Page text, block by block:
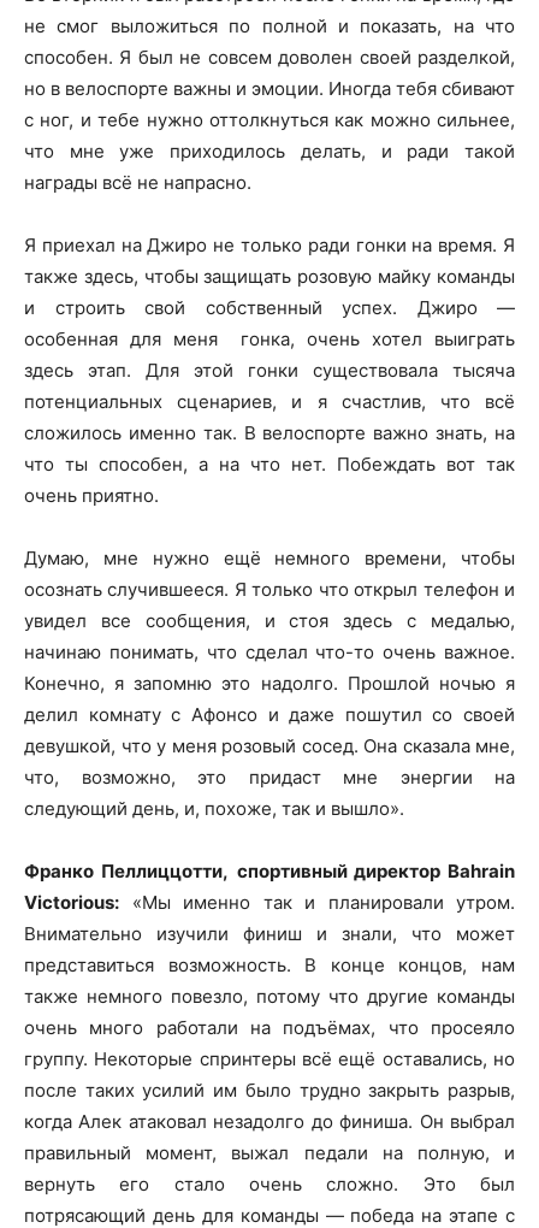
не смог выложиться по полной и показать, на что
способен. Я был не совсем доволен своей разделкой,
но в велоспорте важны и эмоции. Иногда тебя сбивают
с ног, и тебе нужно оттолкнуться как можно сильнее,
что мне уже приходилось делать, и ради такой
награды всё не напрасно.
Я приехал на Джиро не только ради гонки на время. Я
также здесь, чтобы защищать розовую майку команды
и строить свой собственный успех. Джиро —
особенная для меня гонка, очень хотел выиграть
здесь этап. Для этой гонки существовала тысяча
потенциальных сценариев, и я счастлив, что всё
сложилось именно так. В велоспорте важно знать, на
что ты способен, а на что нет. Побеждать вот так
очень приятно.
Думаю, мне нужно ещё немного времени, чтобы
осознать случившееся. Я только что открыл телефон и
увидел все сообщения, и стоя здесь с медалью,
начинаю понимать, что сделал что-то очень важное.
Конечно, я запомню это надолго. Прошлой ночью я
делил комнату с Афонсо и даже пошутил со своей
девушкой, что у меня розовый сосед. Она сказала мне,
что, возможно, это придаст мне энергии на
следующий день, и, похоже, так и вышло».
Франко Пеллиццотти, спортивный директор Bahrain
Victorious: «Мы именно так и планировали утром.
Внимательно изучили финиш и знали, что может
представиться возможность. В конце концов, нам
также немного повезло, потому что другие команды
очень много работали на подъёмах, что просеяло
группу. Некоторые спринтеры всё ещё оставались, но
после таких усилий им было трудно закрыть разрыв,
когда Алек атаковал незадолго до финиша. Он выбрал
правильный момент, выжал педали на полную, и
вернуть его стало очень сложно. Это был
потрясающий день для команды — победа на этапе с